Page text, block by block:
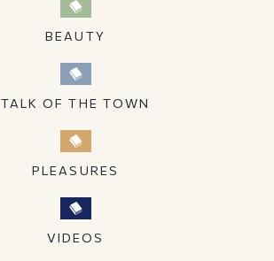
BEAUTY
TALK OF THE TOWN
PLEASURES
VIDEOS